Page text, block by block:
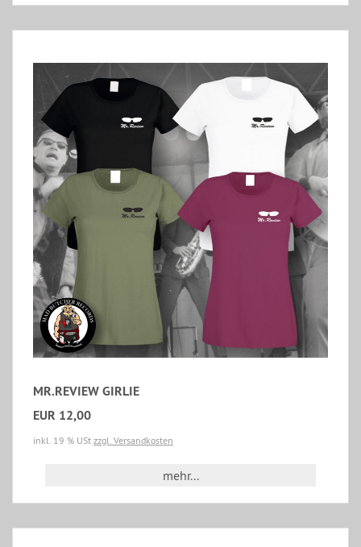
MR.REVIEW GIRLIE
EUR 12,00
inkl. 19 % USt zzgl. Versandkosten
mehr...